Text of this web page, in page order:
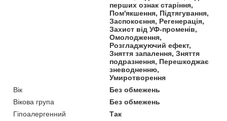
перших ознак старіння,
Пом'якшення, Підтягування,
Заспокоєння, Регенерація,
Захист від УФ-променів,
Омолодження,
Розгладжуючий ефект,
Зняття запалення, Зняття
подразнення, Перешкоджає
зневодненню,
Умиротворення
Вік
Без обмежень
Вікова група
Без обмежень
Гіпоалергенний
Так